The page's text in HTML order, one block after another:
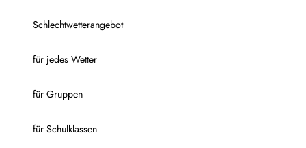
Schlechtwetterangebot
für jedes Wetter
für Gruppen
für Schulklassen